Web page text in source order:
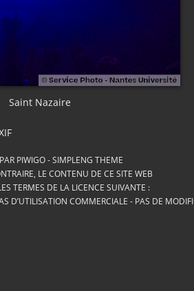
Saint Nazaire
PIWIGO-SIMPLENG THEME
LE CONTENU DE CE SITE WEB
TERMES DE LA LICENCE SUIVANTE :
D’UTILISATION COMMERCIALE - PAS DE